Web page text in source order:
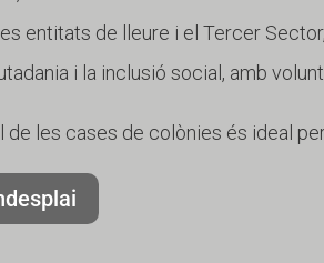
entitats de lleure i el Tercer
i la inclusió social, amb
de les cases de colònies és ideal